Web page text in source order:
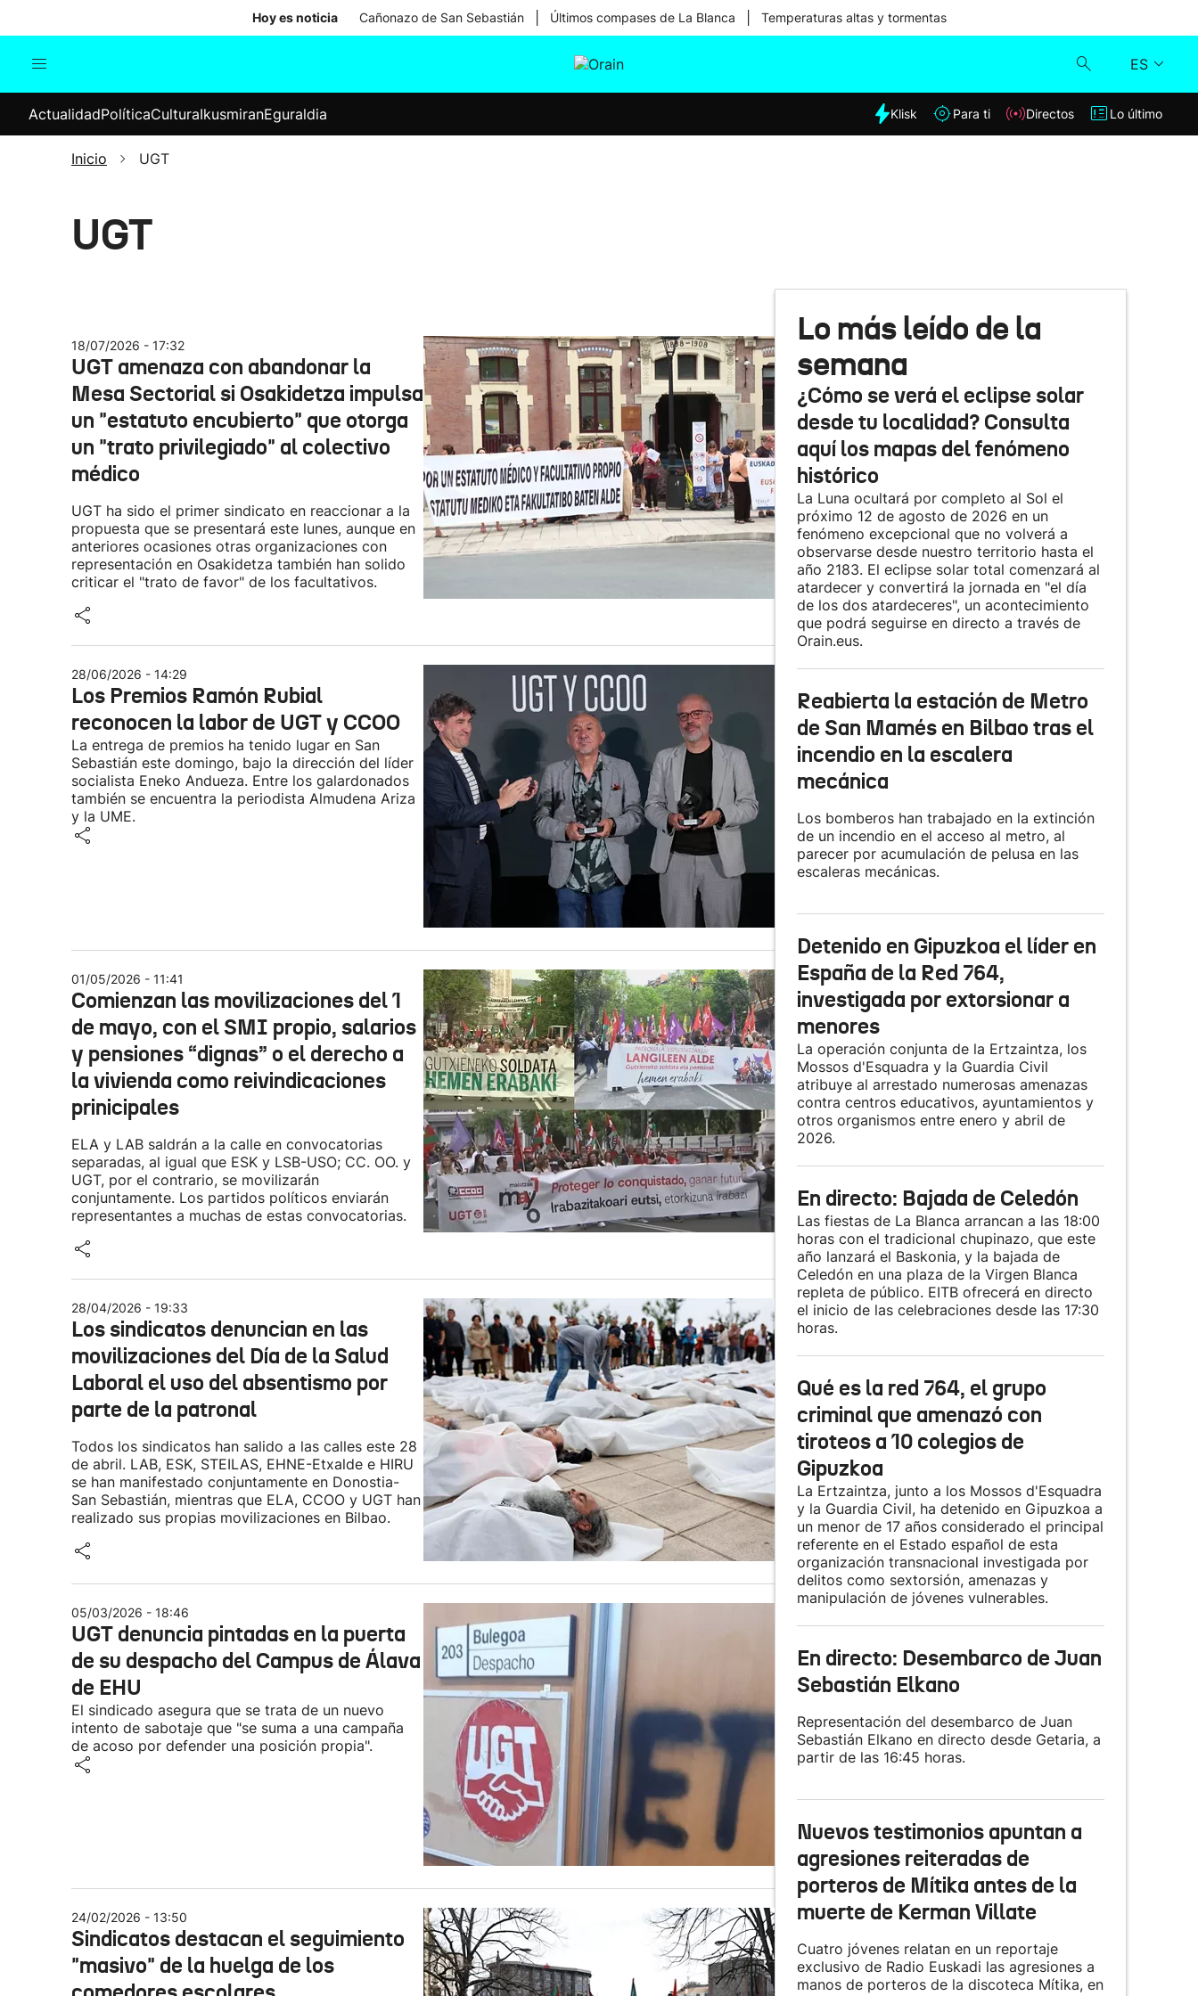
Hoy es noticia Cañonazo de San Sebastián Últimos compases de La Blanca Temperaturas altas y tormentas
ES
Internacional
Elecciones
Klisk
Lo último
ActualidadPolíticaCulturaIkusmiranEguraldia Klisk Para ti Directos Lo último
Inicio UGT
UGT
18/07/2026 - 17:32
UGT amenaza con abandonar la
Mesa Sectorial si Osakidetza impulsa
un "estatuto encubierto" que otorga
un "trato privilegiado" al colectivo
médico
UGT ha sido el primer sindicato en reaccionar a la
propuesta que se presentará este lunes, aunque en
anteriores ocasiones otras organizaciones con
representación en Osakidetza también han solido
criticar el "trato de favor" de los facultativos.
28/06/2026 - 14:29
Los Premios Ramón Rubial
reconocen la labor de UGT y CCOO
La entrega de premios ha tenido lugar en San
Sebastián este domingo, bajo la dirección del líder
socialista Eneko Andueza. Entre los galardonados
también se encuentra la periodista Almudena Ariza
y la UME.
01/05/2026 - 11:41
Comienzan las movilizaciones del 1
de mayo, con el SMI propio, salarios
y pensiones “dignas” o el derecho a
la vivienda como reivindicaciones
prinicipales
ELA y LAB saldrán a la calle en convocatorias
separadas, al igual que ESK y LSB-USO; CC. OO. y
UGT, por el contrario, se movilizarán
conjuntamente. Los partidos políticos enviarán
representantes a muchas de estas convocatorias.
28/04/2026 - 19:33
Los sindicatos denuncian en las
movilizaciones del Día de la Salud
Laboral el uso del absentismo por
parte de la patronal
Todos los sindicatos han salido a las calles este 28
de abril. LAB, ESK, STEILAS, EHNE-Etxalde e HIRU
se han manifestado conjuntamente en Donostia-
San Sebastián, mientras que ELA, CCOO y UGT han
realizado sus propias movilizaciones en Bilbao.
05/03/2026 - 18:46
UGT denuncia pintadas en la puerta
de su despacho del Campus de Álava
de EHU
El sindicado asegura que se trata de un nuevo
intento de sabotaje que "se suma a una campaña
de acoso por defender una posición propia".
24/02/2026 - 13:50
Sindicatos destacan el seguimiento
"masivo" de la huelga de los
Lo más leído de la
semana
¿Cómo se verá el eclipse solar
desde tu localidad? Consulta
aquí los mapas del fenómeno
histórico
La Luna ocultará por completo al Sol el
próximo 12 de agosto de 2026 en un
fenómeno excepcional que no volverá a
observarse desde nuestro territorio hasta el
año 2183. El eclipse solar total comenzará al
atardecer y convertirá la jornada en "el día
de los dos atardeceres", un acontecimiento
que podrá seguirse en directo a través de
Orain.eus.
Reabierta la estación de Metro
de San Mamés en Bilbao tras el
incendio en la escalera
mecánica
Los bomberos han trabajado en la extinción
de un incendio en el acceso al metro, al
parecer por acumulación de pelusa en las
escaleras mecánicas.
Detenido en Gipuzkoa el líder en
España de la Red 764,
investigada por extorsionar a
menores
La operación conjunta de la Ertzaintza, los
Mossos d'Esquadra y la Guardia Civil
atribuye al arrestado numerosas amenazas
contra centros educativos, ayuntamientos y
otros organismos entre enero y abril de
2026.
En directo: Bajada de Celedón
Las fiestas de La Blanca arrancan a las 18:00
horas con el tradicional chupinazo, que este
año lanzará el Baskonia, y la bajada de
Celedón en una plaza de la Virgen Blanca
repleta de público. EITB ofrecerá en directo
el inicio de las celebraciones desde las 17:30
horas.
Qué es la red 764, el grupo
criminal que amenazó con
tiroteos a 10 colegios de
Gipuzkoa
La Ertzaintza, junto a los Mossos d'Esquadra
y la Guardia Civil, ha detenido en Gipuzkoa a
un menor de 17 años considerado el principal
referente en el Estado español de esta
organización transnacional investigada por
delitos como sextorsión, amenazas y
manipulación de jóvenes vulnerables.
En directo: Desembarco de Juan
Sebastián Elkano
Representación del desembarco de Juan
Sebastián Elkano en directo desde Getaria, a
partir de las 16:45 horas.
Nuevos testimonios apuntan a
agresiones reiteradas de
porteros de Mítika antes de la
muerte de Kerman Villate
Cuatro jóvenes relatan en un reportaje
exclusivo de Radio Euskadi las agresiones a
manos de porteros de la discoteca Mítika, en